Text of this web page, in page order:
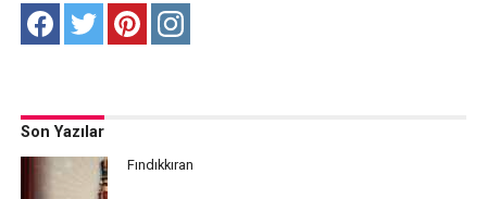
Son Yazılar
Fındıkkıran